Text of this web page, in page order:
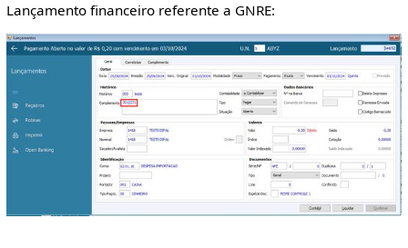
Lançamento financeiro referente a GNRE: